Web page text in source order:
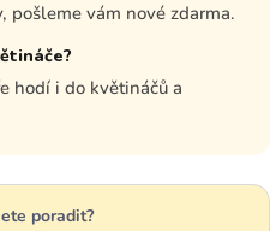
vám nové zdarma.
hodí i do květináčů a
poradit?